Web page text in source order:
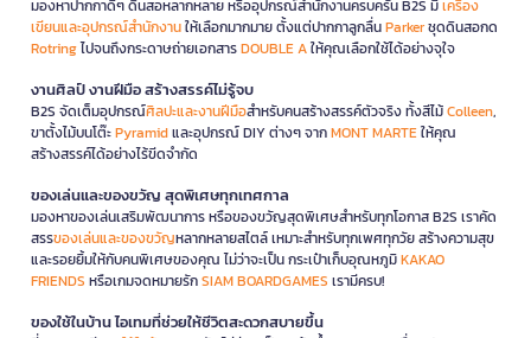
มองหาปากกาดีๆ ดินสอหลากหลาย หรืออุปกรณ์สำนักงานครบครัน B2S มีเครื่อง
เขียนและอุปกรณ์สำนักงานให้เลือกมากมาย ตั้งแต่ปากกาลูกลื่นParkerชุดดินสอกด
Rotringไปจนถึงกระดาษถ่ายเอกสารDOUBLE Aให้คุณเลือกใช้ได้อย่างจุใจ
งานศิลป์ งานฝีมือ สร้างสรรค์ไม่รู้จบ
B2S จัดเต็มอุปกรณ์ศิลปะและงานฝีมือสำหรับคนสร้างสรรค์ตัวจริง ทั้งสีไม้Colleen,
ขาตั้งไม้บนโต๊ะPyramidและอุปกรณ์ DIY ต่างๆ จากMONT MARTEให้คุณ
สร้างสรรค์ได้อย่างไร้ขีดจำกัด
ของเล่นและของขวัญ สุดพิเศษทุกเทศกาล
มองหาของเล่นเสริมพัฒนาการ หรือของขวัญสุดพิเศษสำหรับทุกโอกาส B2S เราคัด
สรรของเล่นและของขวัญหลากหลายสไตล์ เหมาะสำหรับทุกเพศทุกวัย สร้างความสุข
และรอยยิ้มให้กับคนพิเศษของคุณ ไม่ว่าจะเป็น กระเป๋าเก็บอุณหภูมิKAKAO
FRIENDS หรือเกมจดหมายรักSIAM BOARDGAMES เรามีครบ!
ของใช้ในบ้าน ไอเทมที่ช่วยให้ชีวิตสะดวกสบายขึ้น